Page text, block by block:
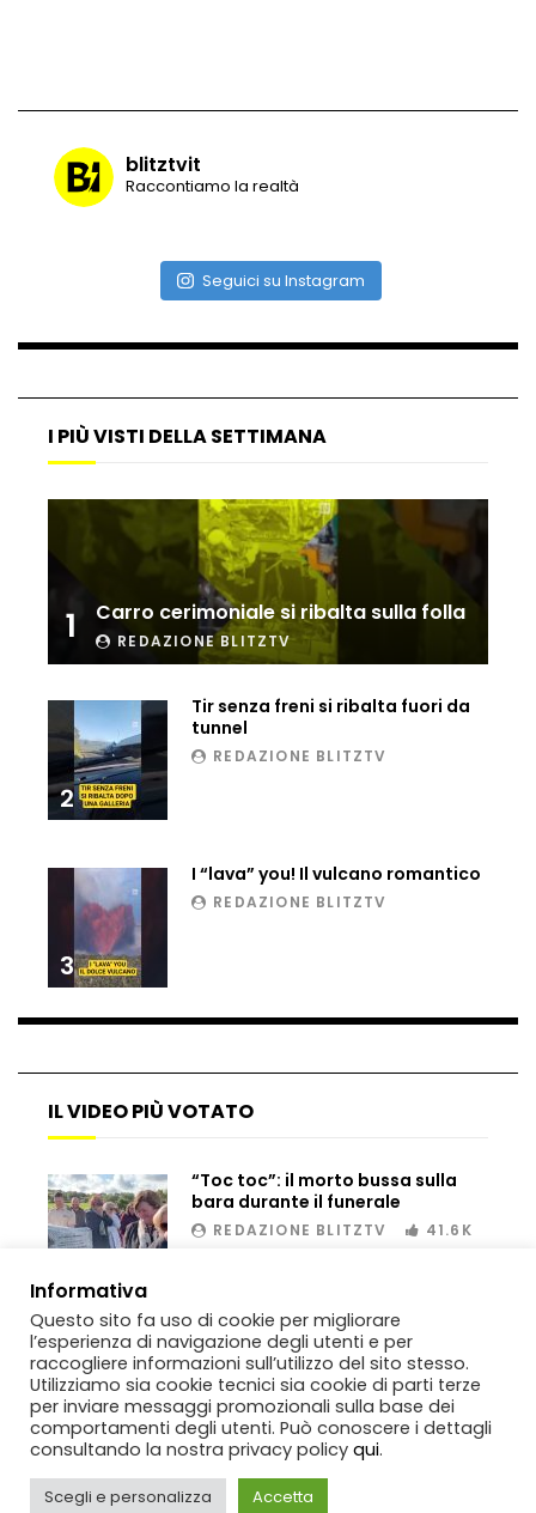
Ammiocuggino con la ruspa… finisce
Incidente aereo a Mogadiscio, aereo
Tir bloccato sul passaggio a livello:
treno lo distrugge
Parco divertimenti, attrazione cede
all’improvviso
Russia sotto zero: fiumi congelati e navi
rompighiaccio a Mosca
Bombe russe sulle montagne per creare
Auto si schianta, il guidatore vola dal
viadotto
Tradisce la moglie e lo legano con lo
scotch a un albero
Tentano di salvarla dalla seggiovia, ma
il piano fallisce
blitztvit
Raccontiamo la realtà
Seguici su Instagram
I PIÙ VISTI DELLA SETTIMANA
1 Carro cerimoniale si ribalta sulla folla
REDAZIONE BLITZTV
2
Tir senza freni si ribalta fuori da
tunnel
REDAZIONE BLITZTV
3
I “lava” you! Il vulcano romantico
REDAZIONE BLITZTV
IL VIDEO PIÙ VOTATO
00:02
“Toc toc”: il morto bussa sulla
bara durante il funerale
REDAZIONE BLITZTV 41.6K
Informativa
Questo sito fa uso di cookie per migliorare
l’esperienza di navigazione degli utenti e per
raccogliere informazioni sull’utilizzo del sito stesso.
Utilizziamo sia cookie tecnici sia cookie di parti terze
per inviare messaggi promozionali sulla base dei
comportamenti degli utenti. Può conoscere i dettagli
consultando la nostra privacy policy qui.
Scegli e personalizza Accetta